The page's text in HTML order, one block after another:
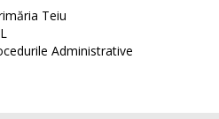
Teiu
Administrative